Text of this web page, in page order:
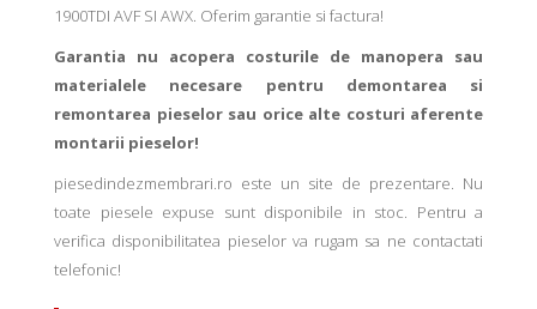
1900TDI AVF SI AWX. Oferim garantie si factura!
Garantia nu acopera costurile de manopera sau
materialele necesare pentru demontarea si
remontarea pieselor sau orice alte costuri aferente
montarii pieselor!
piesedindezmembrari.ro este un site de prezentare. Nu
toate piesele expuse sunt disponibile in stoc. Pentru a
verifica disponibilitatea pieselor va rugam sa ne contactati
telefonic!